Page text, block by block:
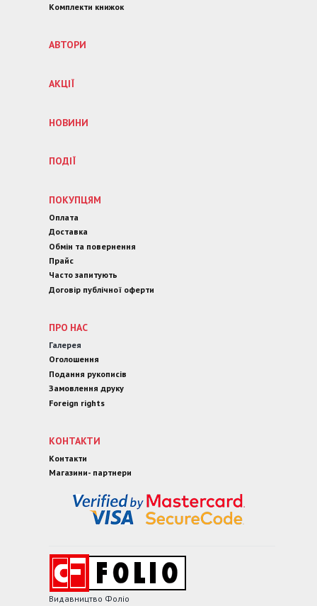
Комплекти книжок
АВТОРИ
АКЦІЇ
НОВИНИ
ПОДІЇ
ПОКУПЦЯМ
Оплата
Доставка
Обмін та повернення
Прайс
Часто запитують
Договір публічної оферти
ПРО НАС
Галерея
Оголошення
Подання рукописів
Замовлення друку
Foreign rights
КОНТАКТИ
Контакти
Магазини- партнери
Видавництво Фоліо